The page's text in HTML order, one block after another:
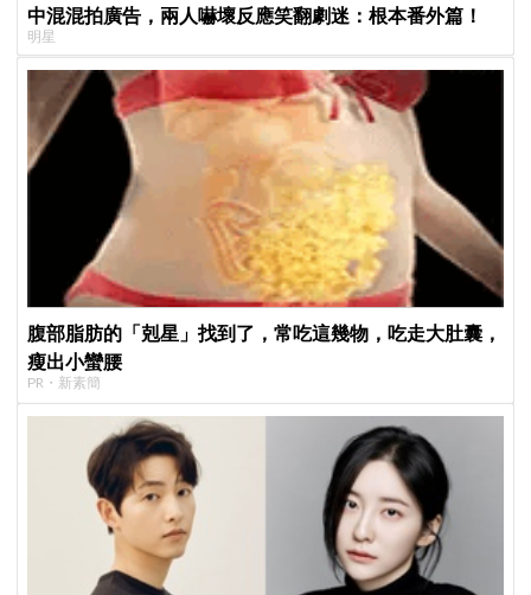
中混混拍廣告，兩人嚇壞反應笑翻劇迷：根本番外篇！
明星
腹部脂肪的「剋星」找到了，常吃這幾物，吃走大肚囊，
瘦出小蠻腰
PR・新素簡